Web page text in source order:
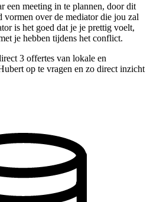
een meeting in te plannen, door dit
vormen over de mediator die jou zal
is het goed dat je je prettig voelt,
je hebben tijdens het conflict.
3 offertes van lokale en
op te vragen en zo direct inzicht